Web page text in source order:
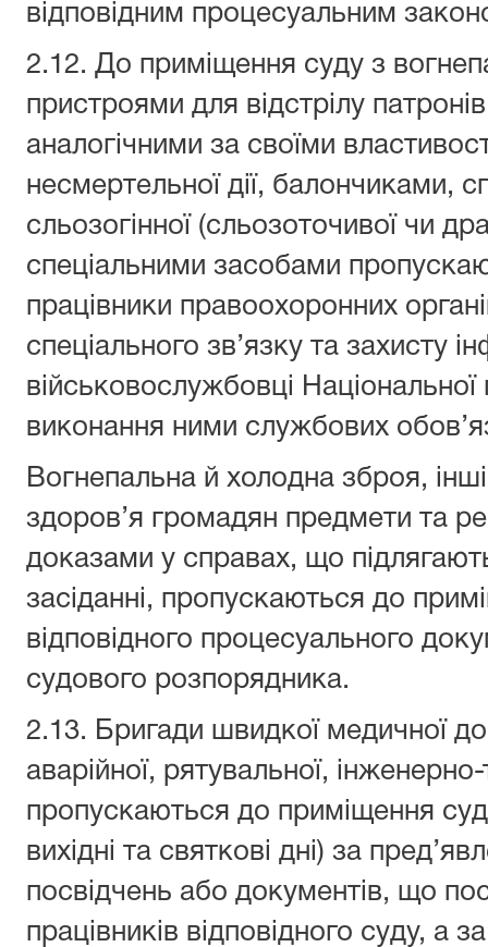
відповідним процесуальним
2.12. До приміщення суду з
пристроями для відстрілу
аналогічними за своїми
несмертельної дії, балончиками,
сльозогінної (сльозоточивої чи
спеціальними засобами
працівники правоохоронних
спеціального зв’язку та захисту
військовослужбовці Національної
виконання ними службових
Вогнепальна й холодна зброя,
здоров’я громадян предмети та
доказами у справах, що
засіданні, пропускаються до
відповідного процесуального
судового розпорядника.
2.13. Бригади швидкої медичної
аварійної, рятувальної,
пропускаються до приміщення
вихідні та святкові дні) за
посвідчень або документів, що
працівників відповідного суду, а